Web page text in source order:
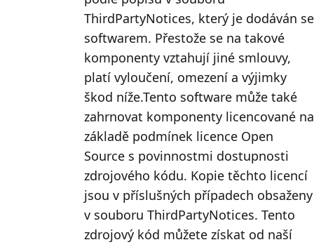
ThirdPartyNotices, který je dodáván se
softwarem. Přestože se na takové
komponenty vztahují jiné smlouvy,
platí vyloučení, omezení a výjimky
škod níže.Tento software může také
zahrnovat komponenty licencované na
základě podmínek licence Open
Source s povinnostmi dostupnosti
zdrojového kódu. Kopie těchto licencí
jsou v příslušných případech obsaženy
v souboru ThirdPartyNotices. Tento
zdrojový kód můžete získat od naší